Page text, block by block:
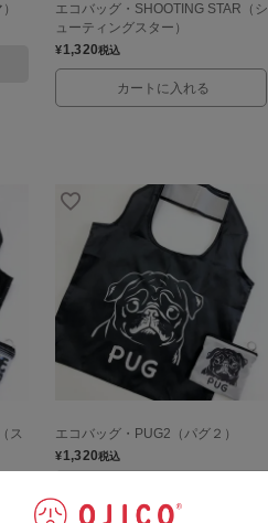
エコバッグ・SHOOTING STAR（シ
ューティングスター）
¥1,320税込
カートに入れる
ス
エコバッグ・PUG2（パグ２）
¥1,320税込